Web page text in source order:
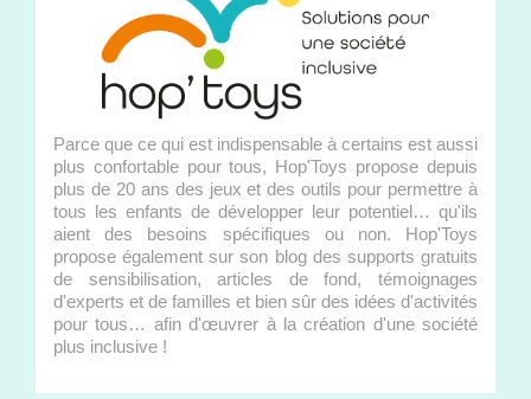
Parce que ce qui est indispensable à certains est aussi
plus confortable pour tous, Hop'Toys propose depuis
plus de 20 ans des jeux et des outils pour permettre à
tous les enfants de développer leur potentiel… qu'ils
aient des besoins spécifiques ou non. Hop'Toys
propose également sur son blog des supports gratuits
de sensibilisation, articles de fond, témoignages
d'experts et de familles et bien sûr des idées d'activités
pour tous… afin d'œuvrer à la création d'une société
plus inclusive !